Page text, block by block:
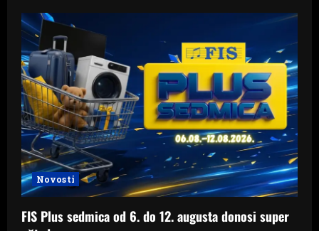
Novosti
FIS Plus sedmica od 6. do 12. augusta donosi super